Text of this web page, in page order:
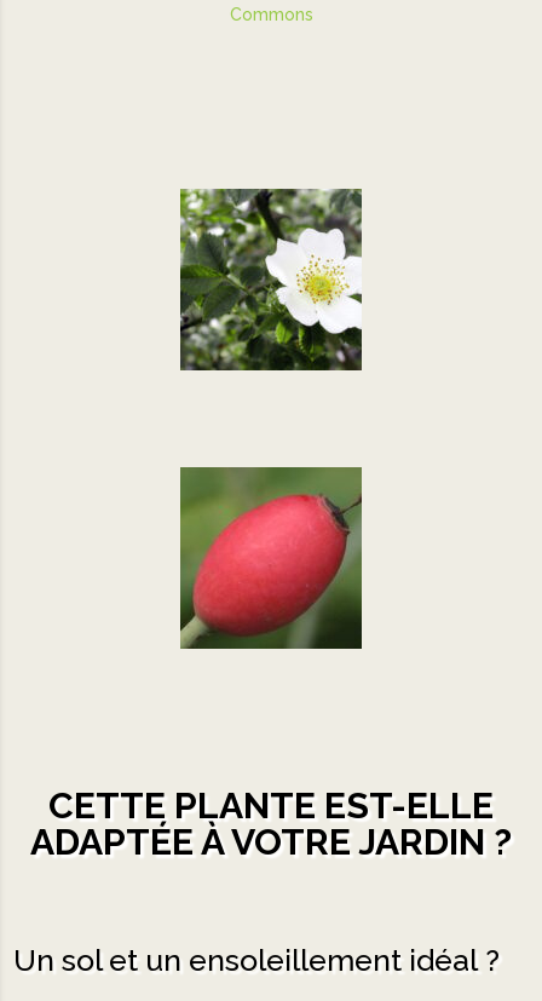
CETTE PLANTE EST-ELLE
ADAPTÉE À VOTRE JARDIN ?
Un sol et un ensoleillement idéal ?